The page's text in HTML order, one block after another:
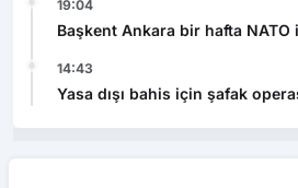
19:04
Başkent Ankara bir hafta
14:43
Yasa dışı bahis için şafak